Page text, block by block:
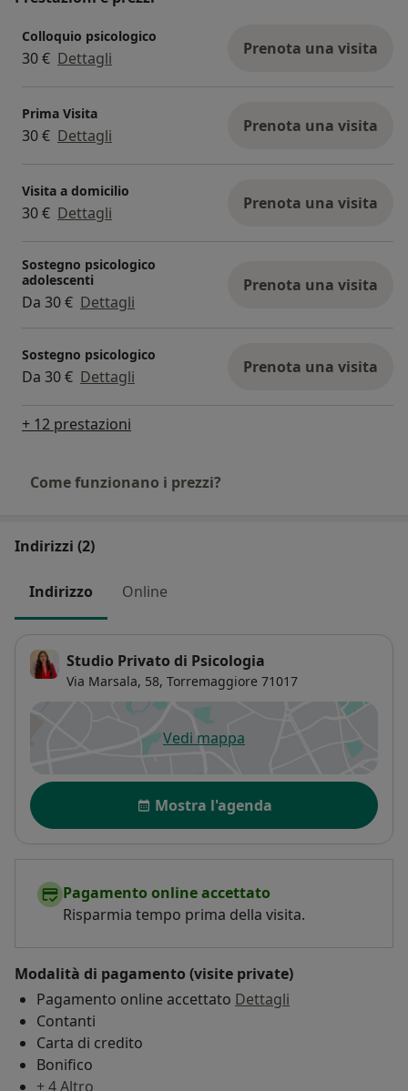
In sede (Via Marsala, 58, Torremaggiore)
Online
-Info e Prenotazioni
Per maggiori informazioni o per consultare il
Telefono: 3890165921
usp=drive_link&ouid=110188459753977541878&rt
pof=true&sd=true
percorso insieme!
Colloquio psicologico
30 € Dettagli Prenota una visita
Prima Visita
30 € Dettagli Prenota una visita
Visita a domicilio
30 € Dettagli Prenota una visita
Sostegno psicologico
adolescenti
Da 30 € Dettagli
Prenota una visita
Sostegno psicologico
Da 30 € Dettagli Prenota una visita
+ 12 prestazioni
Come funzionano i prezzi?
Indirizzi (2)
Indirizzo Online
Studio Privato di Psicologia
Via Marsala, 58, Torremaggiore 71017
Vedi mappasi apre in una nuova scheda
Disponibilità
Mostra l'agenda
Pagamento online accettato
Risparmia tempo prima della visita.
Modalità di pagamento (visite private)
Pagamento online accettato Dettagli
Contanti
Carta di credito
Bonifico
+ 4 Altro